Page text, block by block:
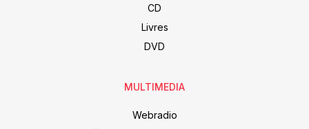
CD
Livres
DVD
MULTIMEDIA
Webradio